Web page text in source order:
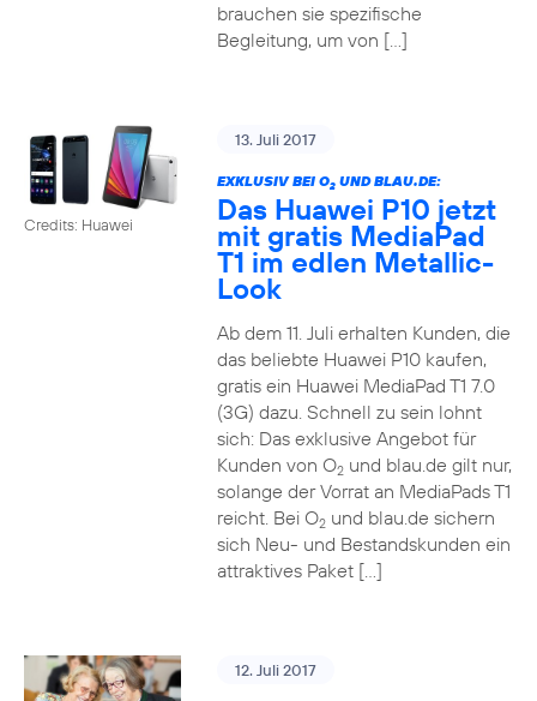
brauchen sie spezifische
Begleitung, um von […]
Credits: Huawei
13. Juli 2017
EXKLUSIV BEI O2UND BLAU.DE:
Das Huawei P10 jetzt
mit gratis MediaPad
T1 im edlen Metallic-
Look
Ab dem 11. Juli erhalten Kunden, die
das beliebte Huawei P10 kaufen,
gratis ein Huawei MediaPad T1 7.0
(3G) dazu. Schnell zu sein lohnt
sich: Das exklusive Angebot für
Kunden von O2und blau.de gilt nur,
solange der Vorrat an MediaPads T1
reicht. Bei O2und blau.de sichern
sich Neu- und Bestandskunden ein
attraktives Paket […]
12. Juli 2017